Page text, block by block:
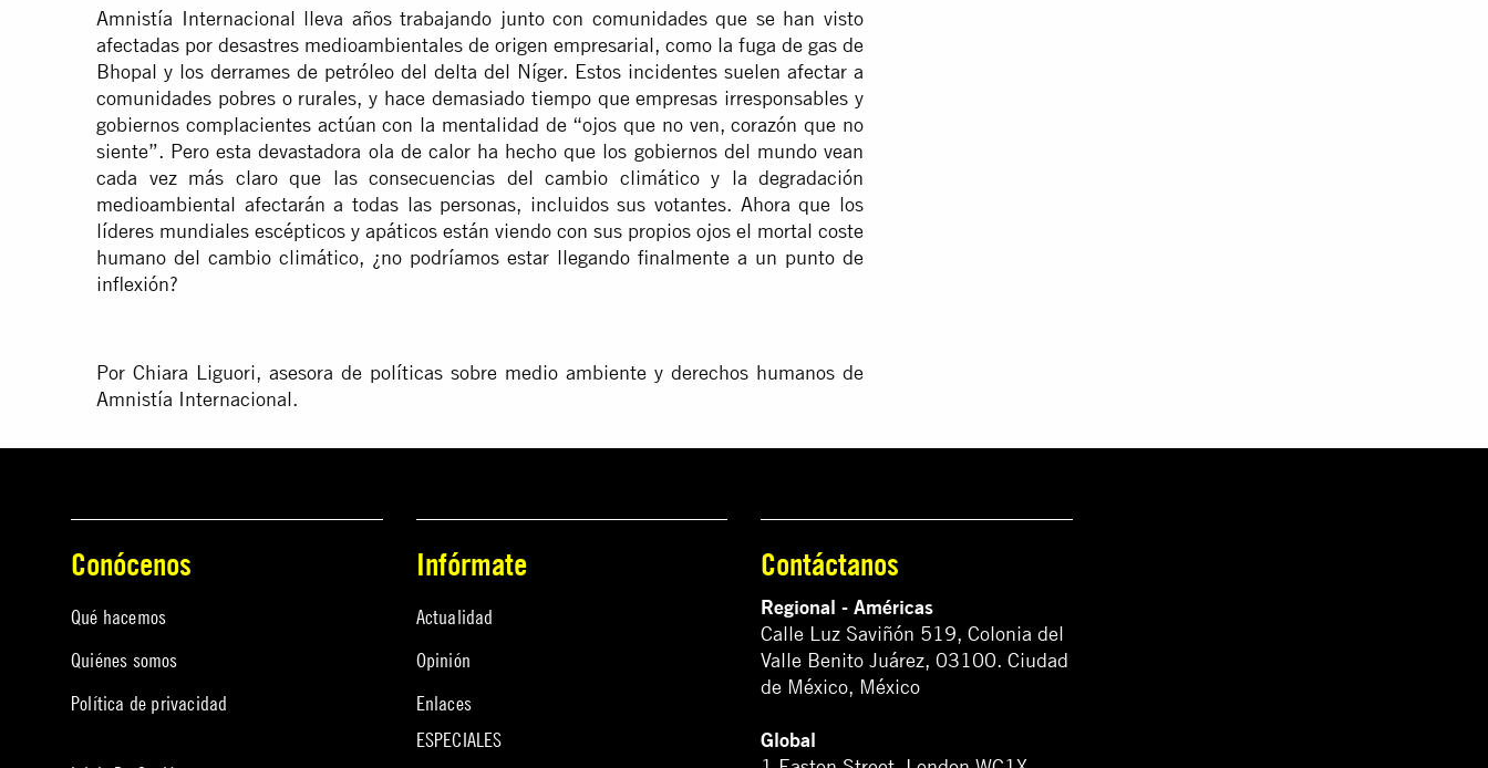
Amnistía Internacional lleva años trabajando junto con comunidades que se han visto
afectadas por desastres medioambientales de origen empresarial, como la fuga de gas de
Bhopal y los derrames de petróleo del delta del Níger. Estos incidentes suelen afectar a
comunidades pobres o rurales, y hace demasiado tiempo que empresas irresponsables y
gobiernos complacientes actúan con la mentalidad de “ojos que no ven, corazón que no
siente”. Pero esta devastadora ola de calor ha hecho que los gobiernos del mundo vean
cada vez más claro que las consecuencias del cambio climático y la degradación
medioambiental afectarán a todas las personas, incluidos sus votantes. Ahora que los
líderes mundiales escépticos y apáticos están viendo con sus propios ojos el mortal coste
humano del cambio climático, ¿no podríamos estar llegando finalmente a un punto de
inflexión?
Por Chiara Liguori, asesora de políticas sobre medio ambiente y derechos humanos de
Amnistía Internacional.
Conócenos
Qué hacemos
Quiénes somos
Política de privacidad
Infórmate
Actualidad
Opinión
Enlaces
ESPECIALES
Contáctanos
Regional - Américas
Calle Luz Saviñón 519, Colonia del
Valle Benito Juárez, 03100. Ciudad
de México, México
Global